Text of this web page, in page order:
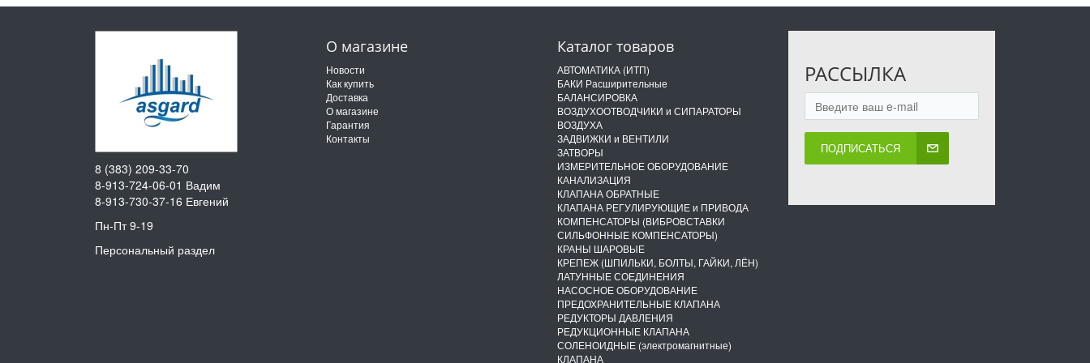
О магазине
Новости
Как купить
Доставка
О магазине
Гарантия
Контакты
Каталог товаров
АВТОМАТИКА (ИТП)
БАКИ Расширительные
БАЛАНСИРОВКА
ВОЗДУХООТВОДЧИКИ и СИПАРАТОРЫ
ВОЗДУХА
ЗАДВИЖКИ и ВЕНТИЛИ
ЗАТВОРЫ
ИЗМЕРИТЕЛЬНОЕ ОБОРУДОВАНИЕ
КАНАЛИЗАЦИЯ
КЛАПАНА ОБРАТНЫЕ
КЛАПАНА РЕГУЛИРУЮЩИЕ и ПРИВОДА
КОМПЕНСАТОРЫ (ВИБРОВСТАВКИ
СИЛЬФОННЫЕ КОМПЕНСАТОРЫ)
КРАНЫ ШАРОВЫЕ
КРЕПЕЖ (ШПИЛЬКИ, БОЛТЫ, ГАЙКИ, ЛЁН)
ЛАТУННЫЕ СОЕДИНЕНИЯ
НАСОСНОЕ ОБОРУДОВАНИЕ
ПРЕДОХРАНИТЕЛЬНЫЕ КЛАПАНА
РЕДУКТОРЫ ДАВЛЕНИЯ
РЕДУКЦИОННЫЕ КЛАПАНА
СОЛЕНОИДНЫЕ (электромагнитные)
КЛАПАНА
РАССЫЛКА
ПОДПИСАТЬСЯ
8 (383) 209-33-70
8-913-724-06-01 Вадим
8-913-730-37-16 Евгений
Пн-Пт 9-19
Персональный раздел